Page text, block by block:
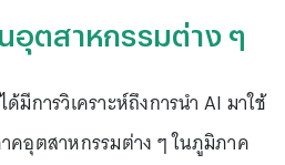
อุตสาหกรรมต่าง ๆ
มีการวิเคราะห์ถึงการนำ AI มาใช้
คอุตสาหกรรมต่าง ๆ ในภูมิภาค